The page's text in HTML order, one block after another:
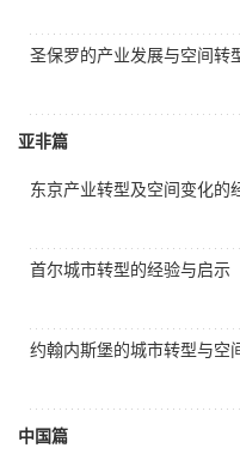
圣保罗的产业发展与空间转
亚非篇
东京产业转型及空间变化的
首尔城市转型的经验与启示
约翰内斯堡的城市转型与空
中国篇